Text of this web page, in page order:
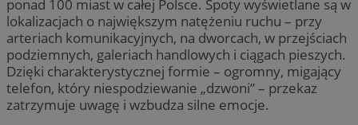
ponad 100 miast w całej Polsce. Spoty wyświetlane są w
lokalizacjach o największym natężeniu ruchu – przy
arteriach komunikacyjnych, na dworcach, w przejściach
podziemnych, galeriach handlowych i ciągach pieszych.
Dzięki charakterystycznej formie – ogromny, migający
telefon, który niespodziewanie „dzwoni” – przekaz
zatrzymuje uwagę i wzbudza silne emocje.